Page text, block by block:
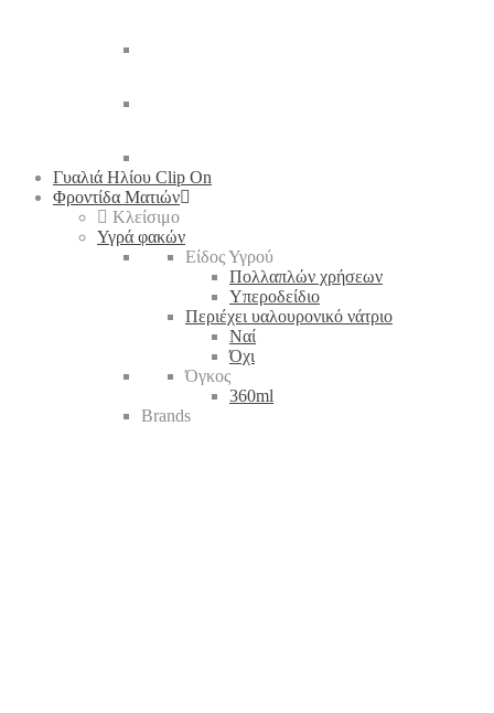
Γυαλιά Ηλίου Clip On
Φροντίδα Ματιών
Κλείσιμο
Υγρά φακών
Είδος Υγρού
Πολλαπλών χρήσεων
Υπεροδείδιο
Περιέχει υαλουρονικό νάτριο
Ναί
Όχι
Όγκος
360ml
Brands